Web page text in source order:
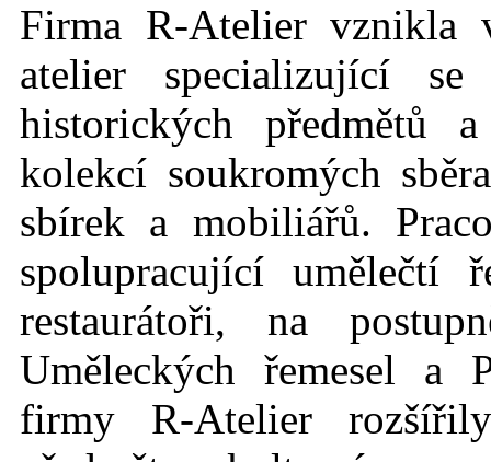
Firma R-Atelier vznikla
atelier specializující
historických předmětů
kolekcí soukromých
sbírek a mobiliářů.
spolupracující umělečtí
restaurátoři, na
Uměleckých řemesel a
firmy R-Atelier